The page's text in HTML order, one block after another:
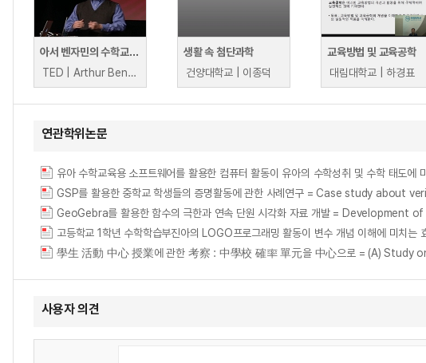
아서 벤자민의 수학교육 변화를 위한 공식
TED | Arthur Benjamin
생활 속 첨단과학
건양대학교 | 이종덕
교육방법 및 교육공학
대림대학교 | 하경표
연관학위논문
GSP를 활용한 중학교 학생들의 증명활동에 관한 사례연구 = Case study
GeoGebra를 활용한 함수의 극한과 연속 단원 시각화 자료 개발 = Development
學生 活動 中心 授業에 관한 考察 : 中學校 確率 單元을 中心으로 = (A)
사용자 의견